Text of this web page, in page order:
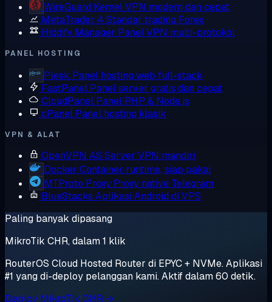
WireGuard Kernel VPN modern dan cepat
MetaTrader 4 Standar trading Forex
Hiddify Manager Panel VPN multi-protokol
PANEL HOSTING
Plesk Panel hosting web full-stack
FastPanel Panel server gratis dan cepat
CloudPanel Panel PHP & Node.js
cPanel Panel hosting klasik
VPN & ALAT
OpenVPN AS Server VPN mandiri
Docker Container runtime, siap pakai
MTProto Proxy Proxy native Telegram
BlueStacks Aplikasi Android di VPS
Paling banyak dipasang
MikroTik CHR, dalam 1 klik
RouterOS Cloud Hosted Router di EPYC + NVMe. Aplikasi
#1 yang di-deploy pelanggan kami. Aktif dalam 60 detik.
Deploy MikroTik CHR →